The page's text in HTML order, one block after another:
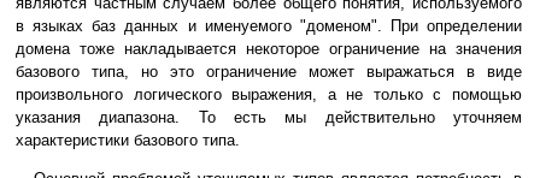
в языках баз данных и именуемого "доменом". При определении
домена тоже накладывается некоторое ограничение на значения
базового типа, но это ограничение может выражаться в виде
произвольного логического выражения, а не только с помощью
указания диапазона. То есть мы действительно уточняем
характеристики базового типа.